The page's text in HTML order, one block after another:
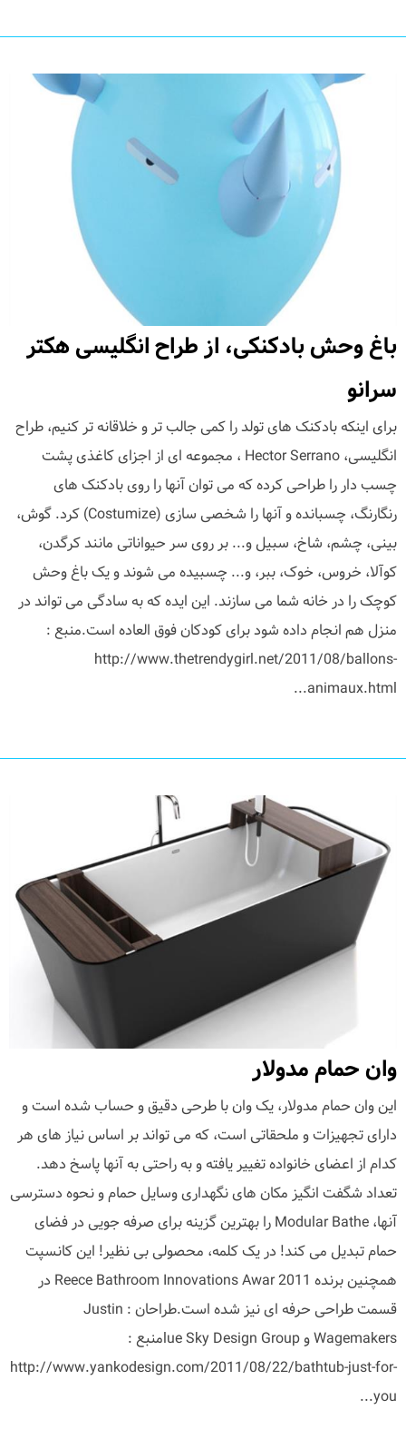
باغ وحش بادکنکی، از طراح انگلیسی هکتر
سرانو
برای اینکه بادکنک های تولد را کمی جالب تر و خلاقانه تر کنیم، طراح
انگلیسی، Hector Serrano ، مجموعه ای از اجزای کاغذی پشت
چسب دار را طراحی کرده که می توان آنها را روی بادکنک های
رنگارنگ، چسبانده و آنها را شخصی سازی (Costumize) کرد. گوش،
بینی، چشم، شاخ، سبیل و... بر روی سر حیواناتی مانند کرگدن،
کوآلا، خروس، خوک، ببر، و... چسبیده می شوند و یک باغ وحش
کوچک را در خانه شما می سازند. این ایده که به سادگی می تواند در
منزل هم انجام داده شود برای کودکان فوق العاده است.منبع :
http://www.thetrendygirl.net/2011/08/ballons-
animaux.html...
وان حمام مدولار
این وان حمام مدولار، یک وان با طرحی دقیق و حساب شده است و
دارای تجهیزات و ملحقاتی است، که می تواند بر اساس نیاز های هر
کدام از اعضای خانواده تغییر یافته و به راحتی به آنها پاسخ دهد.
تعداد شگفت انگیز مکان های نگهداری وسایل حمام و نحوه دسترسی
آنها، Modular Bathe را بهترین گزینه برای صرفه جویی در فضای
حمام تبدیل می کند! در یک کلمه، محصولی بی نظیر! این کانسپت
همچنین برنده 2011 Reece Bathroom Innovations Awar در
قسمت طراحی حرفه ای نیز شده است.طراحان : Justin
Wagemakers و lue Sky Design Groupمنبع :
http://www.yankodesign.com/2011/08/22/bathtub-just-for-
you...